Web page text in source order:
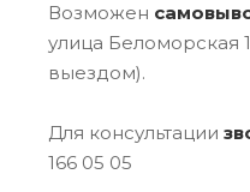
Возможен
улица Беломорская
выездом).
Для консультации
166 05 05